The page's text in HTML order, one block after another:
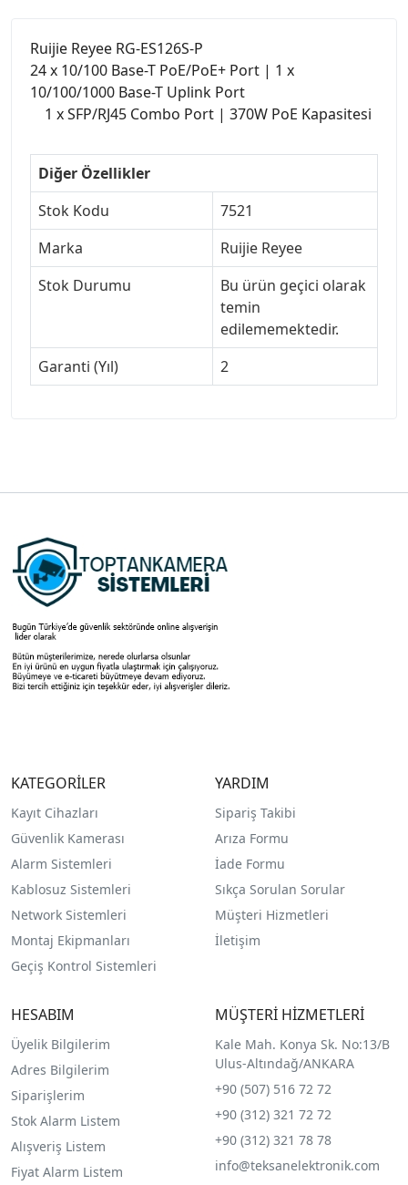
Ruijie Reyee RG-ES126S-P
24 x 10/100 Base-T PoE/PoE+ Port | 1 x
10/100/1000 Base-T Uplink Port
1 x SFP/RJ45 Combo Port | 370W PoE Kapasitesi
Diğer Özellikler
Stok Kodu
7521
Marka
Ruijie Reyee
Stok Durumu
Bu ürün geçici olarak
temin
edilememektedir.
Garanti (Yıl)
2
KATEGORİLER
Kayıt Cihazları
Güvenlik Kamerası
Alarm Sistemleri
Kablosuz Sistemleri
Network Sistemleri
Montaj Ekipmanları
Geçiş Kontrol Sistemleri
YARDIM
Sipariş Takibi
Arıza Formu
İade Formu
Sıkça Sorulan Sorular
Müşteri Hizmetleri
İletişim
HESABIM
Üyelik Bilgilerim
Adres Bilgilerim
Siparişlerim
Stok Alarm Listem
Alışveriş Listem
Fiyat Alarm Listem
MÜŞTERİ HİZMETLERİ
Kale Mah. Konya Sk. No:13/B
Ulus-Altındağ/ANKARA
+90 (507) 516 72 72
+90 (312) 321 72 72
+90 (312) 321 78 78
info@teksanelektronik.com